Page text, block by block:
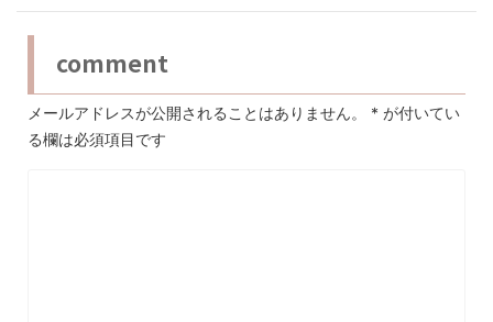
comment
メールアドレスが公開されることはありません。 * が付いてい
る欄は必須項目です